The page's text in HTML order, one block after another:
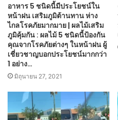
อาหาร 5 ชนิดนี้มีประโยชน์ใน
หน้าฝน เสริมภูมิต้านทาน ห่าง
ไกลโรคภัยมากมาย | ผลไม้เสริม
ภูมิคุ้มกัน : ผลไม้ 5 ชนิดนี้ป้องกัน
คุณจากโรคภัยต่างๆ ในหน้าฝน ผู้
เชี่ยวชาญบอกประโยชน์มากกว่า
1 อย่าง…
มิถุนายน 27, 2021